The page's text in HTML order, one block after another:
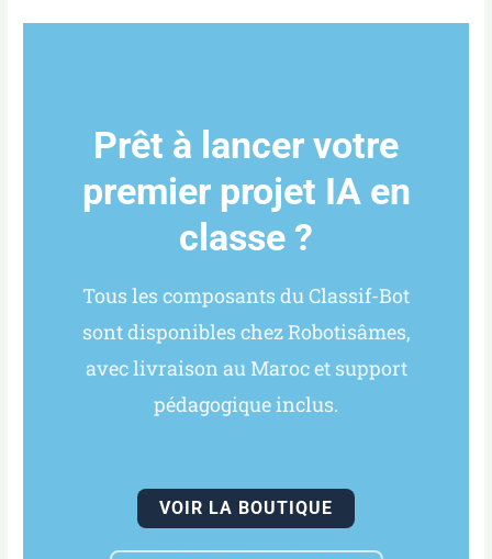
Prêt à lancer votre
premier projet IA en
classe ?
Tous les composants du Classif-Bot
sont disponibles chez Robotisâmes,
avec livraison au Maroc et support
pédagogique inclus.
VOIR LA BOUTIQUE